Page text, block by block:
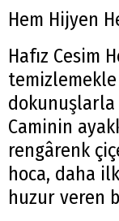
Hem Hijyen
Hafız Cesim
Caminin
rengârenk
hoca, daha
huzur veren